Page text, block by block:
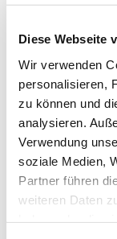
Diese Webseite
Wir verwenden
personalisieren,
zu können und
analysieren.
Verwendung
soziale Medien,
Partner führen
weiteren Daten
Montag,
18:30
St.
44623